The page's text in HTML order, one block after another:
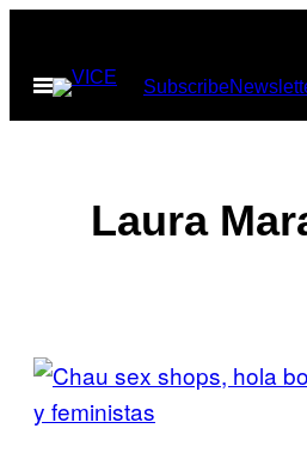
contenido
Abrir
Menú
Subscribe
Laura
POSTS
BY